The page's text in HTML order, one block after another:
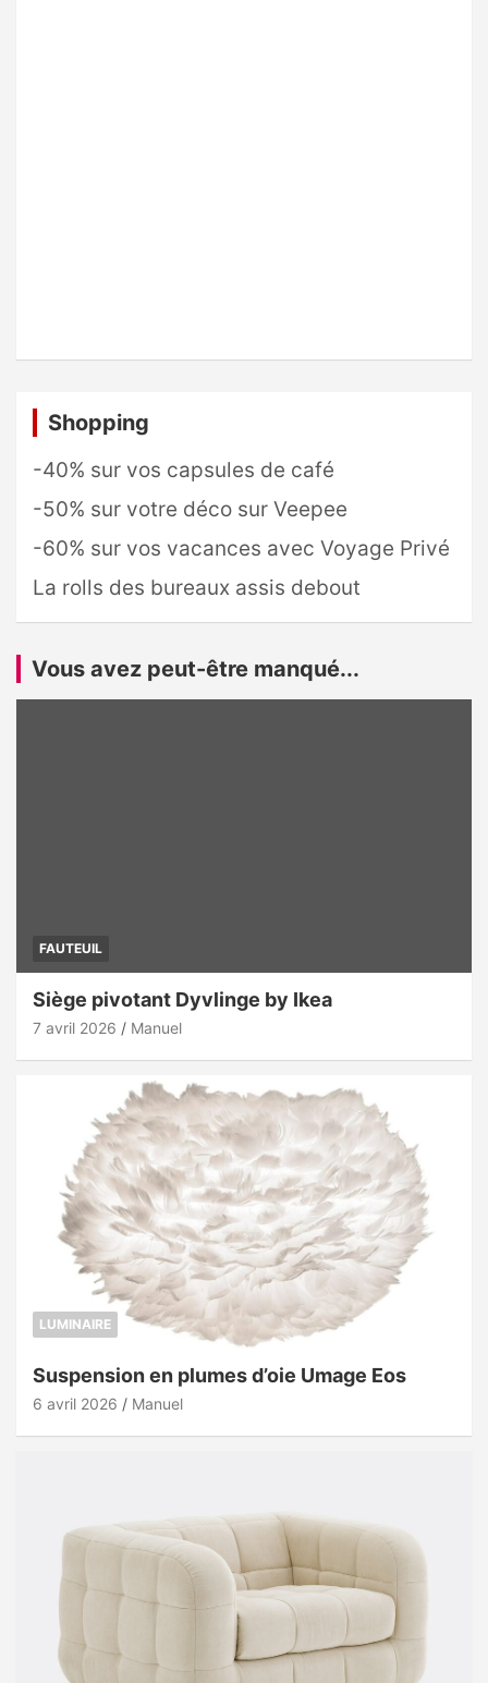
Shopping
-40% sur vos capsules de café
-50% sur votre déco sur Veepee
-60% sur vos vacances avec Voyage Privé
La rolls des bureaux assis debout
Vous avez peut-être manqué...
FAUTEUIL
Siège pivotant Dyvlinge by Ikea
7 avril 2026 Manuel
LUMINAIRE
Suspension en plumes d’oie Umage Eos
6 avril 2026 Manuel